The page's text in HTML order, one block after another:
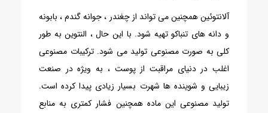
آلانتوئین همچنین می تواند از چغندر ، جوانه گندم ، بابونه
و دانه های تنباکو تهیه شود. با این حال ، النتوین به طور
کلی به صورت مصنوعی تولید می شود. ترکیبات مصنوعی
اغلب در دنیای مراقبت از پوست ، به ویژه در صنعت
زیبایی و شوینده ها شهرت بسیار زیادی پیدا کرده است.
تولید مصنوعی این ماده همچنین فشار کمتری به منابع